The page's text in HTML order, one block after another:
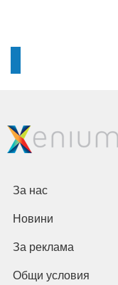
За нас
Новини
За реклама
Общи условия